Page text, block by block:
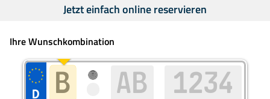
Jetzt einfach online reservieren